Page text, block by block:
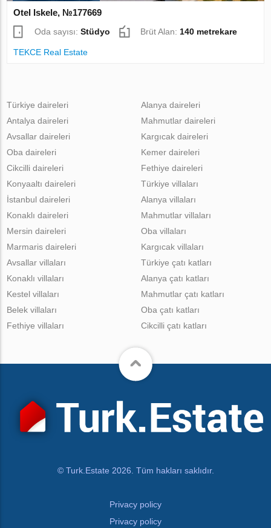
Otel Iskele, №177669
Oda sayısı:Stüdyo Brüt Alan: 140 metrekare
TEKCE Real Estate
Türkiye daireleri
Antalya daireleri
Avsallar daireleri
Oba daireleri
Cikcilli daireleri
Alanya daireleri
Mahmutlar daireleri
Kargıcak daireleri
Kemer daireleri
Fethiye daireleri
Konyaaltı daireleri
İstanbul daireleri
Konaklı daireleri
Mersin daireleri
Marmaris daireleri
Türkiye villaları
Alanya villaları
Mahmutlar villaları
Oba villaları
Kargıcak villaları
Avsallar villaları
Konaklı villaları
Kestel villaları
Belek villaları
Fethiye villaları
Türkiye çatı katları
Alanya çatı katları
Mahmutlar çatı katları
Oba çatı katları
Cikcilli çatı katları
© Turk.Estate 2026. Tüm hakları saklıdır.
Privacy policy
Privacy policy